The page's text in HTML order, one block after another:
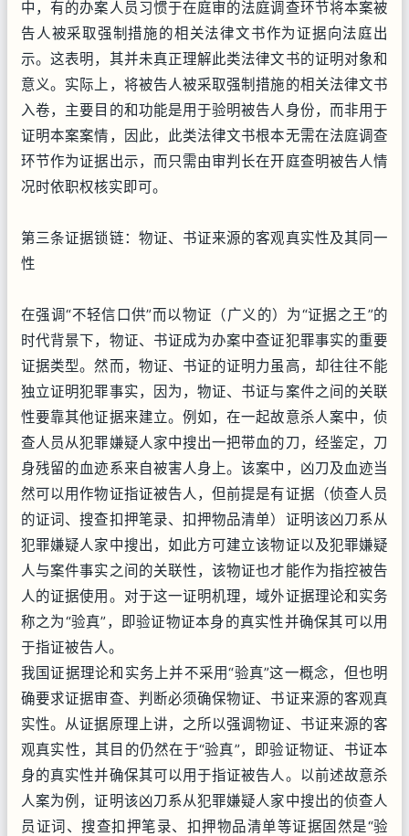
中，有的办案人员习惯于在庭审的法庭调查环节将本案被
告人被采取强制措施的相关法律文书作为证据向法庭出
示。这表明，其并未真正理解此类法律文书的证明对象和
意义。实际上，将被告人被采取强制措施的相关法律文书
入卷，主要目的和功能是用于验明被告人身份，而非用于
证明本案案情，因此，此类法律文书根本无需在法庭调查
环节作为证据出示，而只需由审判长在开庭查明被告人情
况时依职权核实即可。
第三条证据锁链：物证、书证来源的客观真实性及其同一
性
在强调“不轻信口供”而以物证（广义的）为“证据之王”的
时代背景下，物证、书证成为办案中查证犯罪事实的重要
证据类型。然而，物证、书证的证明力虽高，却往往不能
独立证明犯罪事实，因为，物证、书证与案件之间的关联
性要靠其他证据来建立。例如，在一起故意杀人案中，侦
查人员从犯罪嫌疑人家中搜出一把带血的刀，经鉴定，刀
身残留的血迹系来自被害人身上。该案中，凶刀及血迹当
然可以用作物证指证被告人，但前提是有证据（侦查人员
的证词、搜查扣押笔录、扣押物品清单）证明该凶刀系从
犯罪嫌疑人家中搜出，如此方可建立该物证以及犯罪嫌疑
人与案件事实之间的关联性，该物证也才能作为指控被告
人的证据使用。对于这一证明机理，域外证据理论和实务
称之为“验真”，即验证物证本身的真实性并确保其可以用
于指证被告人。
我国证据理论和实务上并不采用“验真”这一概念，但也明
确要求证据审查、判断必须确保物证、书证来源的客观真
实性。从证据原理上讲，之所以强调物证、书证来源的客
观真实性，其目的仍然在于“验真”，即验证物证、书证本
身的真实性并确保其可以用于指证被告人。以前述故意杀
人案为例，证明该凶刀系从犯罪嫌疑人家中搜出的侦查人
员证词、搜查扣押笔录、扣押物品清单等证据固然是“验